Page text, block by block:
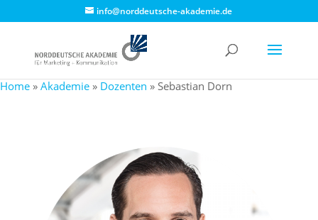
info@norddeutsche-akademie.de
Home » Akademie » Dozenten » Sebastian Dorn